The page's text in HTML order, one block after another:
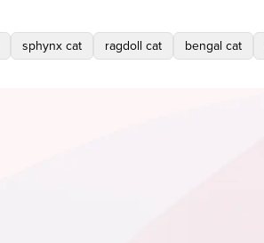
bengal cat
ragdoll cat
sphynx cat